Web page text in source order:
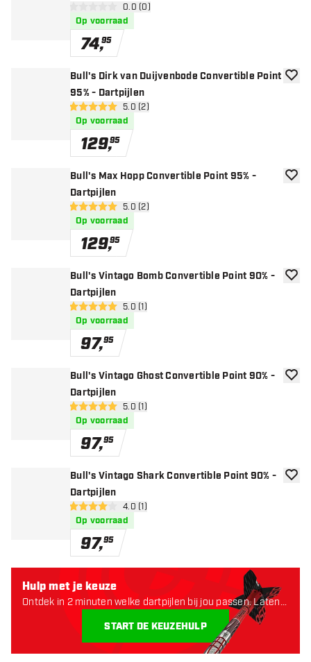
open reviews drawer
0 score sterren0.0 (0)
Op voorraad
74,95
Bull's Dirk van Duijvenbode Convertible Point
95% - Dartpijlen
open reviews drawer
5 score sterren5.0 (2)
Op voorraad
129,95
Bull's Max Hopp Convertible Point 95% -
Dartpijlen
open reviews drawer
5 score sterren5.0 (2)
Op voorraad
129,95
Bull's Vintago Bomb Convertible Point 90% -
Dartpijlen
open reviews drawer
5 score sterren5.0 (1)
Op voorraad
97,95
Bull's Vintago Ghost Convertible Point 90% -
Dartpijlen
open reviews drawer
5 score sterren5.0 (1)
Op voorraad
97,95
Bull's Vintago Shark Convertible Point 90% -
Dartpijlen
open reviews drawer
4 score sterren4.0 (1)
Op voorraad
97,95
Hulp met je keuze
Ontdek in 2 minuten welke dartpijlen bij jou passen. Laten
START DE KEUZEHULP